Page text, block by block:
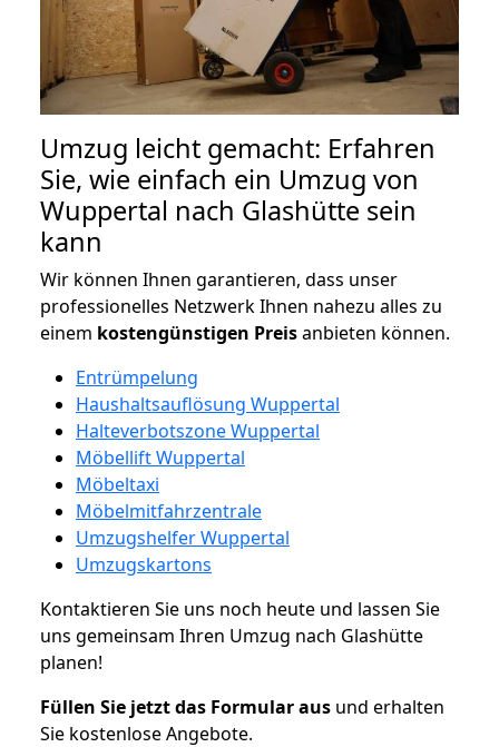
Umzug leicht gemacht: Erfahren
Sie, wie einfach ein Umzug von
Wuppertal nach Glashütte sein
kann
Wir können Ihnen garantieren, dass unser
professionelles Netzwerk Ihnen nahezu alles zu
einem kostengünstigen Preisanbieten können.
Entrümpelung
Haushaltsauflösung Wuppertal
Halteverbotszone Wuppertal
Möbellift Wuppertal
Möbeltaxi
Möbelmitfahrzentrale
Umzugshelfer Wuppertal
Umzugskartons
Kontaktieren Sie uns noch heute und lassen Sie
uns gemeinsam Ihren Umzug nach Glashütte
planen!
Füllen Sie jetzt das Formular aus und erhalten
Sie kostenlose Angebote.